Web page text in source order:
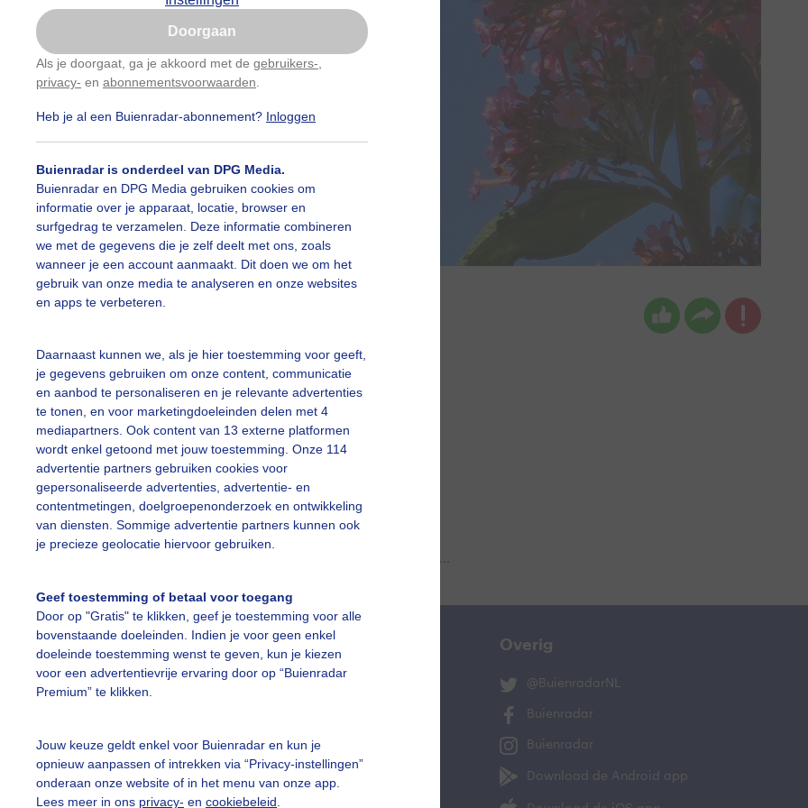
Doorgaan
Als je doorgaat, ga je akkoord met de gebruikers-
privacy- en abonnementsvoorwaarden
Heb je al een Buienradar-abonnement? Inloggen
Buienradar is onderdeel van DPG Media.
Buienradar en DPG Media gebruiken cookies om
informatie over je apparaat, locatie, browser en
surfgedrag te verzamelen. Deze informatie combineren
we met de gegevens die je zelf deelt met ons, zoals
wanneer je een account aanmaakt. Dit doen we om het
gebruik van onze media te analyseren en onze websites
en apps te verbeteren.
Daarnaast kunnen we, als je hier toestemming voor geeft,
je gegevens gebruiken om onze content, communicatie
en aanbod te personaliseren en je relevante advertenties
te tonen, en voor marketingdoeleinden delen met 4
mediapartners. Ook content van 13 externe platformen
wordt enkel getoond met jouw toestemming. Onze 114
advertentie partners gebruiken cookies voor
gepersonaliseerde advertenties, advertentie- en
contentmetingen, doelgroepenonderzoek en ontwikkeling
van diensten. Sommige advertentie partners kunnen ook
je precieze geolocatie hiervoor gebruiken.
Geef toestemming of betaal voor toegang
Door op "Gratis" te klikken, geef je toestemming voor alle
bovenstaande doeleinden. Indien je voor geen enkel
doeleinde toestemming wenst te geven, kun je kiezen
voor een advertentievrije ervaring door op “Buienradar
Premium” te klikken.
Jouw keuze geldt enkel voor Buienradar en kun je
opnieuw aanpassen of intrekken via “Privacy-instellingen”
onderaan onze website of in het menu van onze app.
Lees meer in ons privacy- en cookiebeleid
weerfoto!
Dieren
slideshow
vragen
Mijn weer
De Bilt
Overig
@BuienradarNL
Buienradar
Buienradar
Download de Android app
Nu niet, misschien later
Gebruik je Safari en wil je niet elke dag deze pop-up
Klikhierom dit aan te passen